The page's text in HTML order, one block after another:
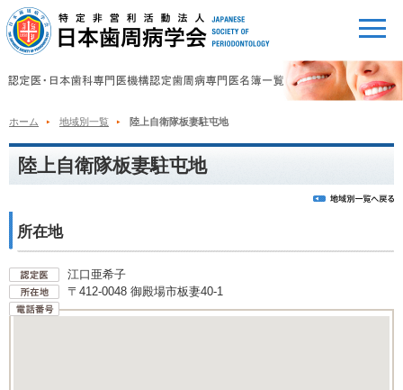
ホーム 地域別一覧 陸上自衛隊板妻駐屯地
陸上自衛隊板妻駐屯地
所在地
江口亜希子
〒412-0048 御殿場市板妻40-1